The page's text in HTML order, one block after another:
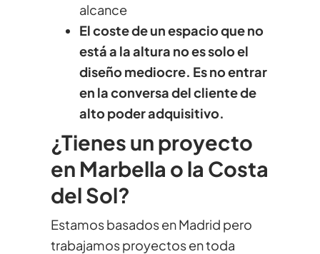
alcance
El coste de un espacio que no
está a la altura no es solo el
diseño mediocre. Es no entrar
en la conversa del cliente de
alto poder adquisitivo.
¿Tienes un proyecto
en Marbella o la Costa
del Sol?
Estamos basados en Madrid pero
trabajamos proyectos en toda